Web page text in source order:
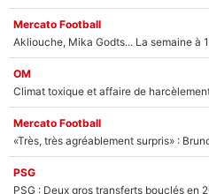
Mercato Football
OM
Mercato Football
PSG